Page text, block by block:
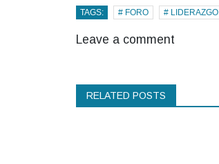
TAGS: # FORO # LIDERAZGO
Leave a comment
RELATED POSTS